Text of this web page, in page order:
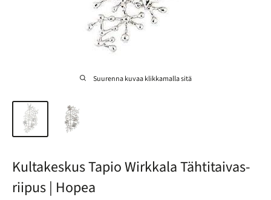
Suurenna kuvaa klikkamalla sitä
Kultakeskus Tapio Wirkkala Tähtitaivas-
riipus | Hopea